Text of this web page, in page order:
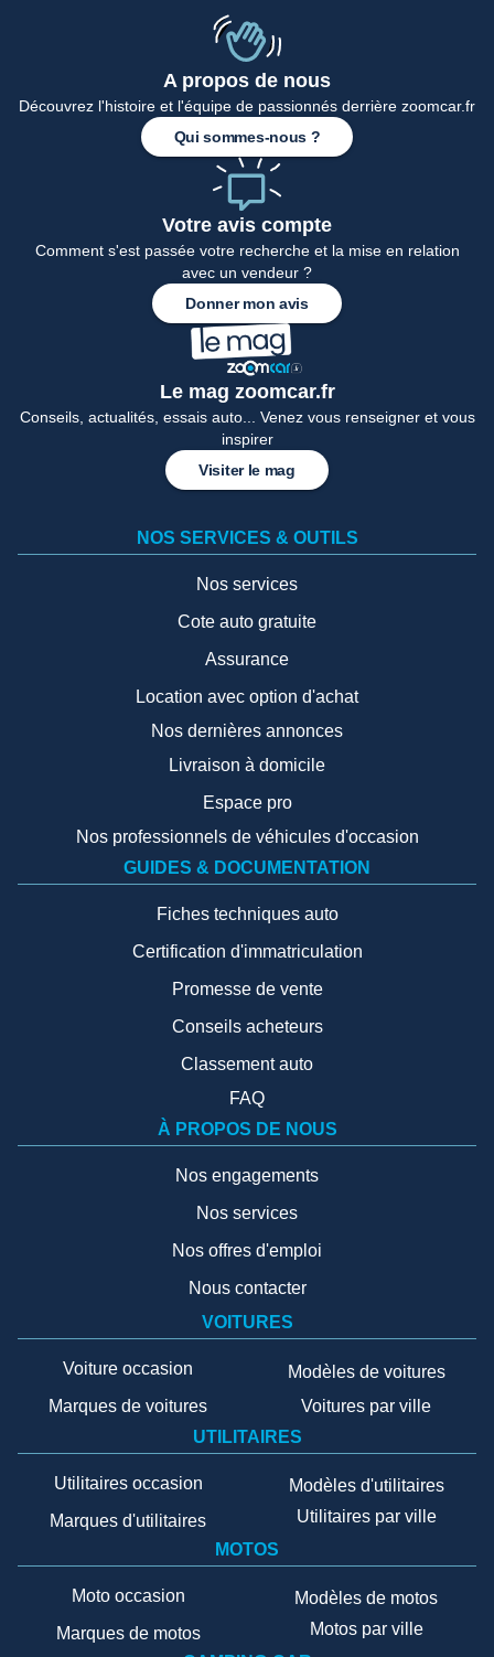
Accueil
A propos de nous
Découvrez l'histoire et l'équipe de passionnés derrière zoomcar.fr
Qui sommes-nous ?
Votre avis compte
Comment s'est passée votre recherche et la mise en relation
avec un vendeur ?
Donner mon avis
Le mag zoomcar.fr
Conseils, actualités, essais auto... Venez vous renseigner et vous
inspirer
Visiter le mag
NOS SERVICES & OUTILS
Nos services
Cote auto gratuite
Assurance
Location avec option d'achat
Nos dernières annonces
Livraison à domicile
Espace pro
Nos professionnels de véhicules d'occasion
GUIDES & DOCUMENTATION
Fiches techniques auto
Certification d'immatriculation
Promesse de vente
Conseils acheteurs
Classement auto
FAQ
À PROPOS DE NOUS
Nos engagements
Nos services
Nos offres d'emploi
Nous contacter
VOITURES
Voiture occasion
Marques de voitures
Modèles de voitures
Voitures par ville
UTILITAIRES
Utilitaires occasion
Marques d'utilitaires
Modèles d'utilitaires
Utilitaires par ville
MOTOS
Moto occasion
Marques de motos
Modèles de motos
Motos par ville